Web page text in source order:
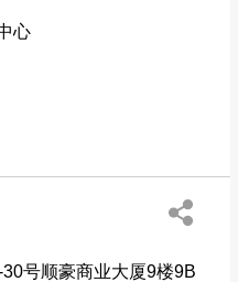
心
号顺豪商业大厦9楼9B